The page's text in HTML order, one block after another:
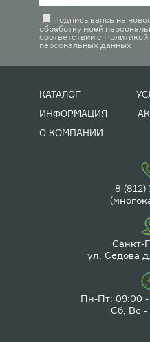
Подписываясь на
обработку моей
соответствии с
персональных данных
КАТАЛОГ
ИНФОРМАЦИЯ
О КОМПАНИИ
8 (812)
Санкт-
ул. Седова
Пн-Пт: 09:00 -
Сб, Вс -